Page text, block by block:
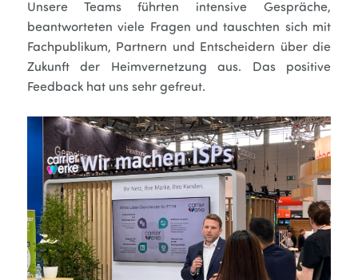
Unsere Teams führten intensive Gespräche,
beantworteten viele Fragen und tauschten sich mit
Fachpublikum, Partnern und Entscheidern über die
Zukunft der Heimvernetzung aus. Das positive
Feedback hat uns sehr gefreut.